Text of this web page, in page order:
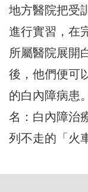
地方醫院把受
進行實習，在
所屬醫院展開
後，他們便可
的白內障病患。
名：白內障治
列不走的「火